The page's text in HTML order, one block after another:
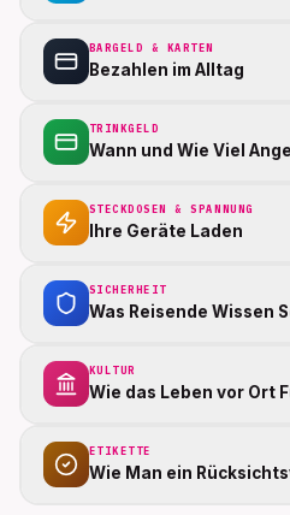
BARGELD & KARTEN
Bezahlen im Alltag
TRINKGELD
Wann und Wie Viel
STECKDOSEN & SPANNUNG
Ihre Geräte Laden
SICHERHEIT
Was Reisende Wissen
KULTUR
Wie das Leben vor Ort
ETIKETTE
Wie Man ein